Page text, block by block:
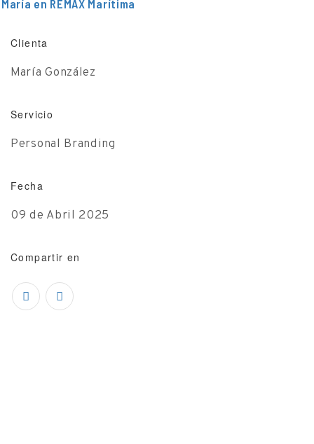
María en REMAX Marítima
Clienta
María González
Servicio
Personal Branding
Fecha
09 de Abril 2025
Compartir en